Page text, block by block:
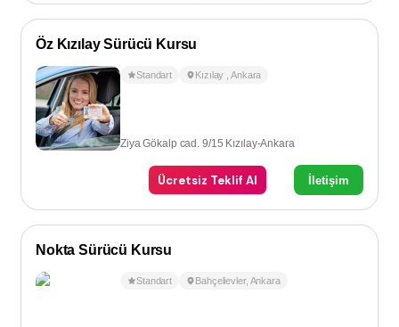
Öz Kızılay Sürücü Kursu
Standart Kızılay ,Ankara
Ziya Gökalp cad. 9/15 Kızılay-Ankara
Ücretsiz Teklif Al İletişim
Nokta Sürücü Kursu
Standart Bahçelievler, Ankara